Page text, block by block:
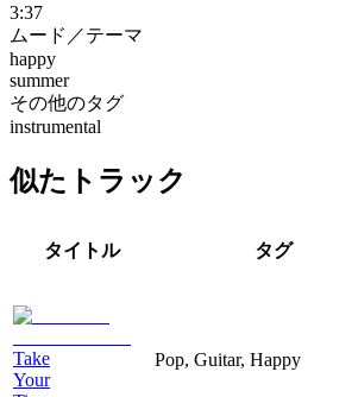
3:37
ムード／テーマ
happy
summer
その他のタグ
instrumental
似たトラック
タイトル タグ
Take
Your
Pop, Guitar, Happy